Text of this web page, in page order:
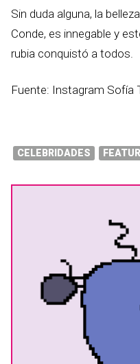
Sin duda alguna, la
Conde, es innegable y
rubia conquistó a todos.
Fuente: Instagram Sofía
CELEBRIDADES